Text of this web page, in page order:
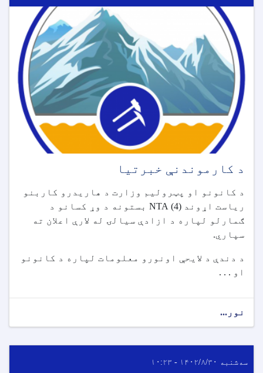
د کارموندنې خبرتیا
د کانونو او پټرولیم وزارت د هاریدرو کاربنو
ریاست اړوند (4)
NTA بستونه د وړ کسانو د
ګمارلو لپاره د ازادې سیالۍ له لارې اعلان ته
سپاري.
د دندې د لایحې اونورو معلومات لپاره د کانونو
او . . .
نور...
سه‌شنبه ۱۴۰۲/۸/۳۰ - ۱۰:۲۳